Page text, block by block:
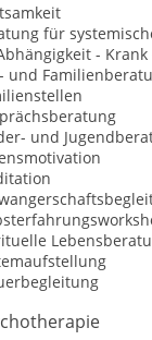
für
-
und
und